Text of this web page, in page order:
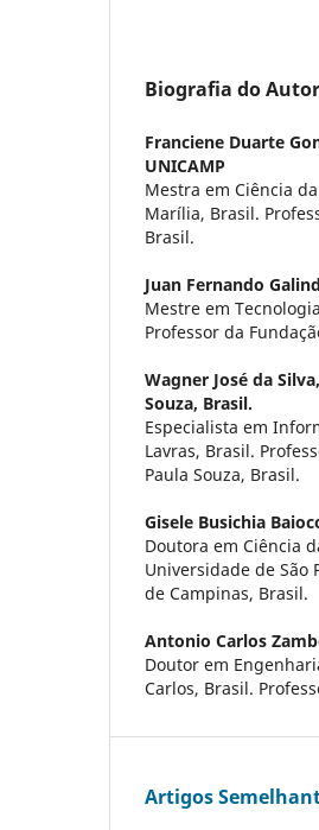
Biografia do Autor
Franciene Duarte
UNICAMP
Mestra em Ciência
Marília, Brasil.
Brasil.
Juan Fernando
Mestre em
Professor da
Wagner José da Silva,
Souza, Brasil.
Especialista em
Lavras, Brasil.
Paula Souza, Brasil.
Gisele Busichia
Doutora em Ciência
Universidade de São
de Campinas, Brasil.
Antonio Carlos
Doutor em
Carlos, Brasil.
Artigos